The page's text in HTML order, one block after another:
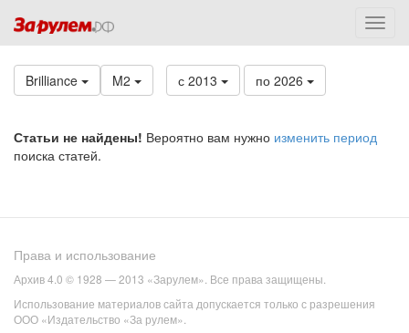
Brilliance M2 с 2013 по 2026
Статьи не найдены! Вероятно вам нужно изменить период
поиска статей.
Права и использование
Архив 4.0 © 1928 — 2013 «Зарулем». Все права защищены.
Использование материалов сайта допускается только с разрешения
ООО «Издательство «За рулем».